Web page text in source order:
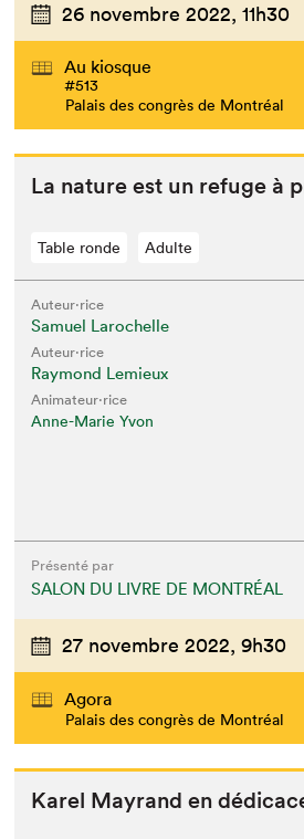
26 novembre 2022, 11h30
Au kiosque
#513
Palais des congrès de Montréal
La nature est un refuge à
Table ronde Adulte
Auteur·rice
Samuel Larochelle
Auteur·rice
Raymond Lemieux
Animateur⋅rice
Anne-Marie Yvon
Présenté par
SALON DU LIVRE DE MONTRÉAL
27 novembre 2022, 9h30
Agora
Palais des congrès de Montréal
Karel Mayrand en